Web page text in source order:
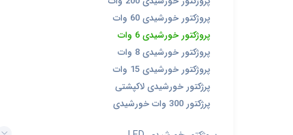
پروژکتور خورشیدی 60 وات
پروژکتور خورشیدی 6 وات
پروژکتور خورشیدی 8 وات
پروژکتور خورشیدی 15 وات
پرژکتور خورشیدی لاکپشتی
پرژکتور 300 وات خورشیدی